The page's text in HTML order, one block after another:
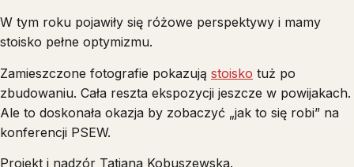
W tym roku pojawiły się różowe perspektywy i mamy
stoisko pełne optymizmu.
Zamieszczone fotografie pokazują stoisko tuż po
zbudowaniu. Cała reszta ekspozycji jeszcze w powijakach.
Ale to doskonała okazja by zobaczyć „jak to się robi” na
konferencji PSEW.
Projekt i nadzór Tatjana Kobuszewska.